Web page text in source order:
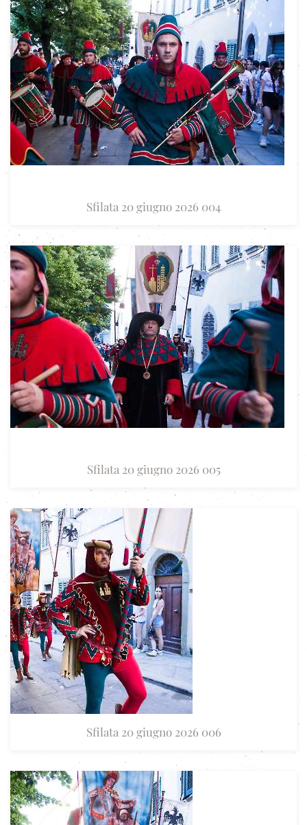
Sfilata 20 giugno 2026 004
Sfilata 20 giugno 2026 005
Sfilata 20 giugno 2026 006